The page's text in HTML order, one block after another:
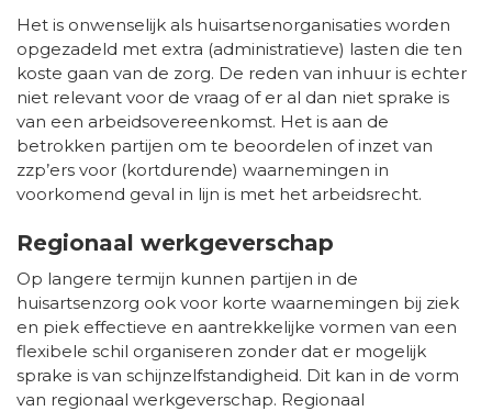
Het is onwenselijk als huisartsenorganisaties worden
opgezadeld met extra (administratieve) lasten die ten
koste gaan van de zorg. De reden van inhuur is echter
niet relevant voor de vraag of er al dan niet sprake is
van een arbeidsovereenkomst. Het is aan de
betrokken partijen om te beoordelen of inzet van
zzp’ers voor (kortdurende) waarnemingen in
voorkomend geval in lijn is met het arbeidsrecht.
Regionaal werkgeverschap
Op langere termijn kunnen partijen in de
huisartsenzorg ook voor korte waarnemingen bij ziek
en piek effectieve en aantrekkelijke vormen van een
flexibele schil organiseren zonder dat er mogelijk
sprake is van schijnzelfstandigheid. Dit kan in de vorm
van regionaal werkgeverschap. Regionaal